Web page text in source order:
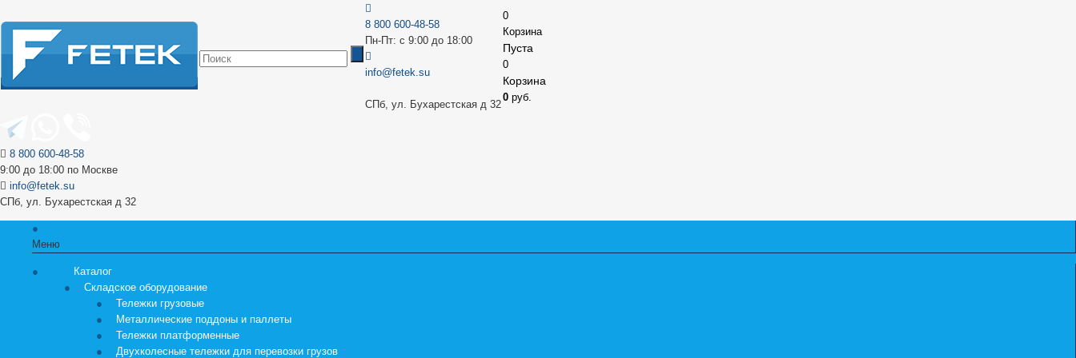
8 800 600-48-58
Пн-Пт: с 9:00 до 18:00
info@fetek.su
СПб, ул. Бухарестская д 32
0
Корзина
Пуста
0
Корзина
0 руб.
8 800 600-48-58
9:00 до 18:00 по Москве
info@fetek.su
СПб, ул. Бухарестская д 32
Меню
Каталог
Складское оборудование
Тележки грузовые
Металлические поддоны и паллеты
Тележки платформенные
Двухколесные тележки для перевозки грузов